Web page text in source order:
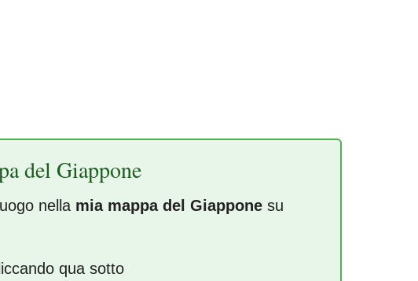
del Giappone
nella mia mappa del Giapponesu
qua sotto